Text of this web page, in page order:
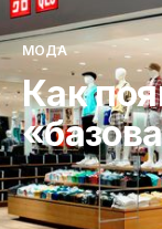
МОДА
Как